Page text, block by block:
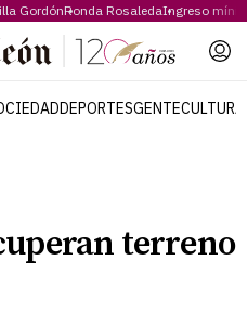
GordónRonda RosaledaIngreso
DEPORTESGENTECULTURA
terreno